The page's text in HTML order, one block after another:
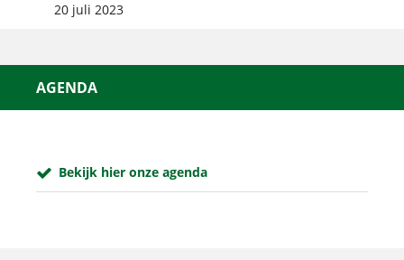
20 juli 2023
AGENDA
Bekijk hier onze agenda